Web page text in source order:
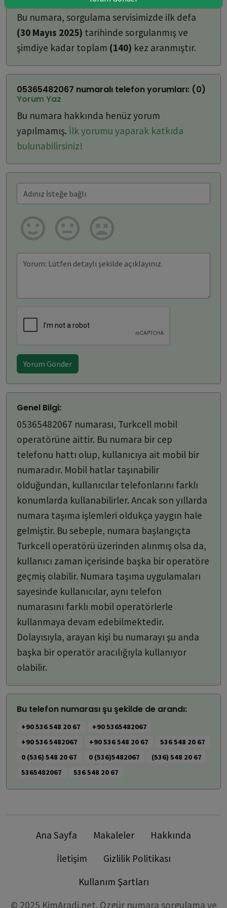
Bu numara, sorgulama servisimizde ilk defa
(30 Mayıs 2025) tarihinde sorgulanmış ve
şimdiye kadar toplam (140) kez aranmıştır.
05365482067 numaralı telefon yorumları: (0)
Yorum Yaz
Bu numara hakkında henüz yorum
yapılmamış. İlk yorumu yaparak katkıda
bulunabilirsiniz!
Yorum Gönder
Genel Bilgi:
05365482067 numarası, Turkcell mobil
operatörüne aittir. Bu numara bir cep
telefonu hattı olup, kullanıcıya ait mobil bir
numaradır. Mobil hatlar taşınabilir
olduğundan, kullanıcılar telefonlarını farklı
konumlarda kullanabilirler. Ancak son yıllarda
numara taşıma işlemleri oldukça yaygın hale
gelmiştir. Bu sebeple, numara başlangıçta
Turkcell operatörü üzerinden alınmış olsa da,
kullanıcı zaman içerisinde başka bir operatöre
geçmiş olabilir. Numara taşıma uygulamaları
sayesinde kullanıcılar, aynı telefon
numarasını farklı mobil operatörlerle
kullanmaya devam edebilmektedir.
Dolayısıyla, arayan kişi bu numarayı şu anda
başka bir operatör aracılığıyla kullanıyor
olabilir.
Bu telefon numarası şu şekilde de arandı:
+90 536 548 20 67
+90 5365482067
+90 536 5482067
+90 536 548 20 67
536 548 20 67
0 (536) 548 20 67
0 (536)5482067
(536) 548 20 67
5365482067
536 548 20 67
Ana Sayfa Makaleler
Hakkında
İletişim
Gizlilik Politikası
Kullanım Şartları
© 2025 KimAradi.net. Özgür numara sorgulama ve